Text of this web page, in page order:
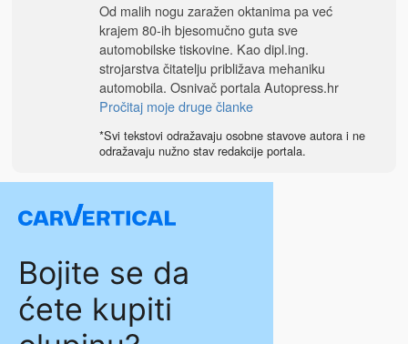
Od malih nogu zaražen oktanima pa već
krajem 80-ih bjesomučno guta sve
automobilske tiskovine. Kao dipl.ing.
strojarstva čitatelju približava mehaniku
automobila. Osnivač portalaAutopress.hr
Pročitaj moje druge članke
*Svi tekstovi odražavaju osobne stavove autora i ne
odražavaju nužno stav redakcije portala.